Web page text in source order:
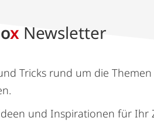
x Newsletter
Tricks rund um die
und Inspirationen für Ihr